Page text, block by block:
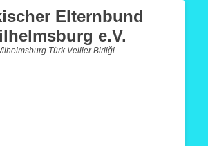
Elternbund
e.V.
Türk Veliler Birliği